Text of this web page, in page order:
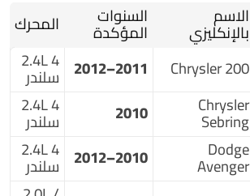
الاسم
بالإنكليزي
السنوات
المؤكدة
المحرك
Chrysler 200
2011–2012
2.4L 4
سلندر
Chrysler
Sebring
2010
2.4L 4
سلندر
Dodge
Avenger
2010–2012
2.4L 4
سلندر